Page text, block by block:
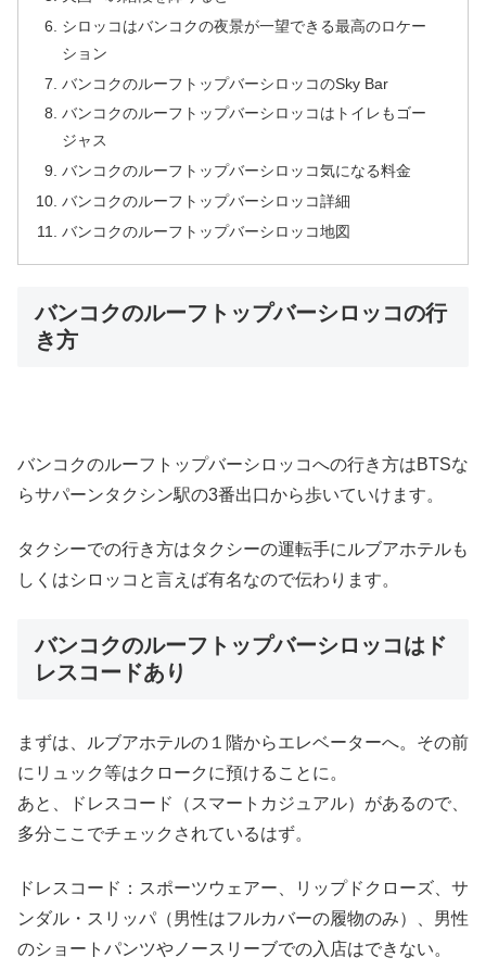
シロッコはバンコクの夜景が一望できる最高のロケー
ション
バンコクのルーフトップバーシロッコのSky Bar
バンコクのルーフトップバーシロッコはトイレもゴー
ジャス
バンコクのルーフトップバーシロッコ気になる料金
バンコクのルーフトップバーシロッコ詳細
バンコクのルーフトップバーシロッコ地図
バンコクのルーフトップバーシロッコの行
き方
バンコクのルーフトップバーシロッコへの行き方はBTSな
らサパーンタクシン駅の3番出口から歩いていけます。
タクシーでの行き方はタクシーの運転手にルブアホテルも
しくはシロッコと言えば有名なので伝わります。
バンコクのルーフトップバーシロッコはド
レスコードあり
まずは、ルブアホテルの１階からエレベーターへ。その前
にリュック等はクロークに預けることに。
あと、ドレスコード（スマートカジュアル）があるので、
多分ここでチェックされているはず。
ドレスコード：スポーツウェアー、リップドクローズ、サ
ンダル・スリッパ（男性はフルカバーの履物のみ）、男性
のショートパンツやノースリーブでの入店はできない。